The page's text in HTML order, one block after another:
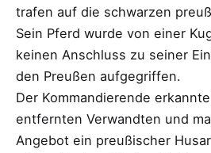
trafen auf die schwarzen
Sein Pferd wurde von einer
keinen Anschluss zu seiner
den Preußen aufgegriffen.
Der Kommandierende
entfernten Verwandten und
Angebot ein preußischer